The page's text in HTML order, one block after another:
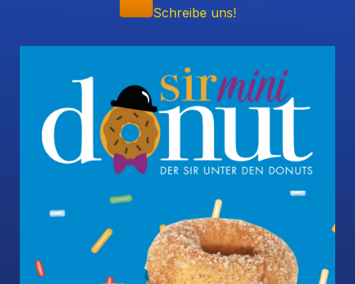
Schreibe uns!